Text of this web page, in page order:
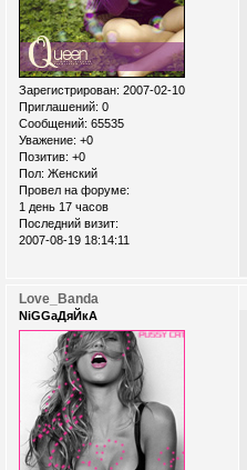
Зарегистрирован: 2007-02-10
Приглашений: 0
Сообщений: 65535
Уважение: +0
Позитив: +0
Пол: Женский
Провел на форуме:
1 день 17 часов
Последний визит:
2007-08-19 18:14:11
Love_Banda
NiGGaДяЙкА